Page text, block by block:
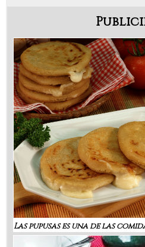
Las pupusas es una de las